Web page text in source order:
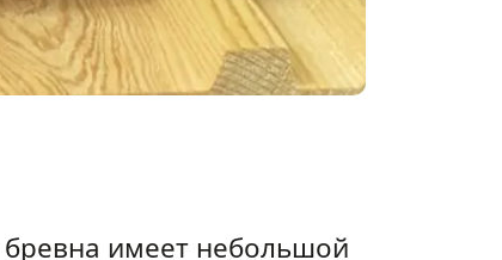
имеет небольшой